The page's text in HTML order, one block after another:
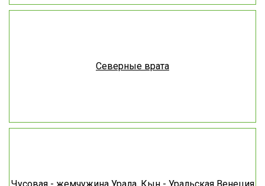
Северные врата
Чусовая - жемчужина Урала, Кын - Уральская Венеция